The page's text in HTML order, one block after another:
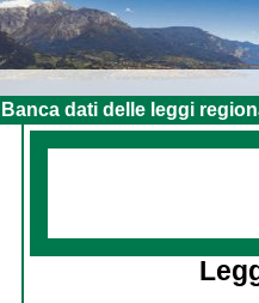
Banca dati delle leggi